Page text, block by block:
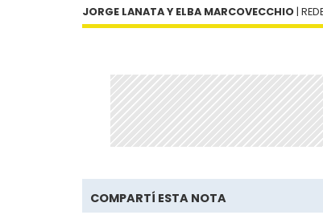
JORGE LANATA Y ELBA MARCOVECCHIO |
COMPARTÍ ESTA NOTA